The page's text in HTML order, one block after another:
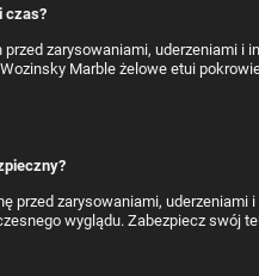
czas?
zarysowaniami, uderzeniami i
Marble żelowe etui
przed zarysowaniami, uderzeniami
wyglądu. Zabezpiecz swój